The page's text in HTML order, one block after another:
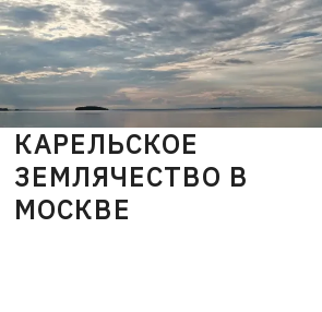
Skip
to
content
КАРЕЛЬСКОЕ
ЗЕМЛЯЧЕСТВО В
МОСКВЕ